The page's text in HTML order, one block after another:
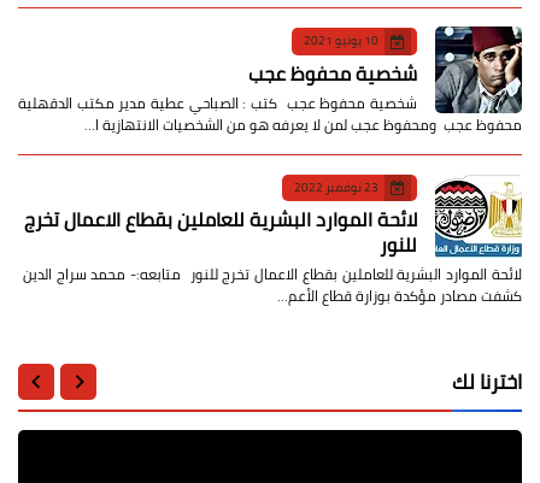
10 يونيو 2021
شخصية محفوظ عجب
شخصية محفوظ عجب كتب : الصباحي عطية مدير مكتب الدقهلية
محفوظ عجب ومحفوظ عجب لمن لا يعرفه هو من الشخصيات الانتهازية ا…
23 نوفمبر 2022
لائحة الموارد البشرية للعاملين بقطاع الاعمال تخرج
للنور
لائحة الموارد البشرية للعاملين بقطاع الاعمال تخرج للنور متابعه:- محمد سراج الدين
كشفت مصادر مؤكدة بوزارة قطاع الأعم…
اخترنا لك